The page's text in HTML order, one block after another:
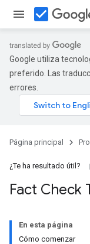
check_box
Google utiliza
preferido. Las
errores.
Página principal
¿Te ha resultado útil?
Fact Check
En esta página
Cómo comenzar